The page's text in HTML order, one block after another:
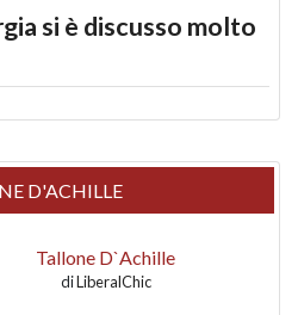
si è discusso molto
D'ACHILLE
Tallone D`Achille
diLiberalChic